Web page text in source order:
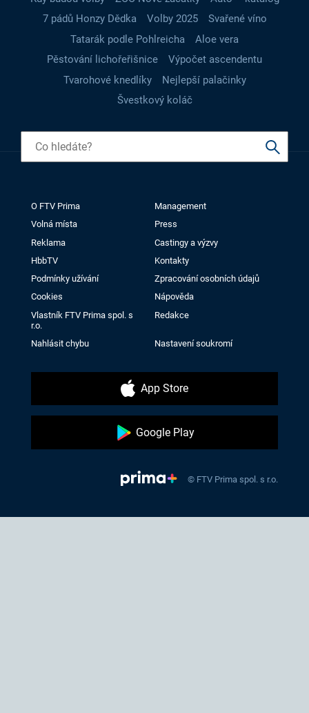
7 pádů Honzy Dědka
Volby 2025
Svařené víno
Tatarák podle Pohlreicha
Aloe vera
Pěstování lichořeřišnice
Výpočet ascendentu
Tvarohové knedlíky
Nejlepší palačinky
Švestkový koláč
O FTV Prima
Management
Volná místa
Press
Reklama
Castingy a výzvy
HbbTV
Kontakty
Podmínky užívání
Zpracování osobních údajů
Cookies
Nápověda
Vlastník FTV Prima spol. s
r.o.
Redakce
Nahlásit chybu Nastavení soukromí
App Store
Google Play
© FTV Prima spol. s r.o.